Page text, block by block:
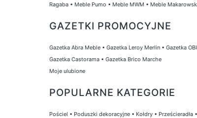
Ragaba • Meble Pumo • Meble MWM • Meble
GAZETKI PROMOCYJNE
Gazetka Abra Meble • Gazetka Leroy Merlin • Gazetka OBI
Gazetka Castorama • Gazetka Brico Marche
Moje ulubione
POPULARNE KATEGORIE
Pościel • Poduszki dekoracyjne • Kołdry • Prześcieradła •